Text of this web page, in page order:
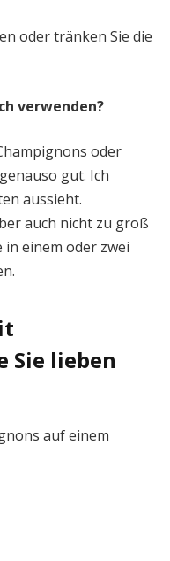
oder tränken Sie die
verwenden?
oder
gut. Ich
aussieht.
auch nicht zu groß
in einem oder zwei
Sie lieben